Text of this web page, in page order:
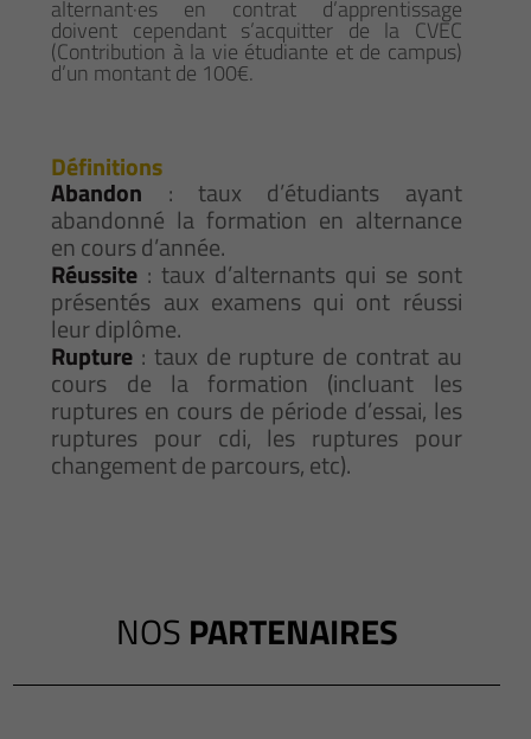
alternant·es en contrat d’apprentissage
doivent cependant s’acquitter de la CVEC
(Contribution à la vie étudiante et de campus)
d’un montant de 100€.
Définitions
Abandon : taux d’étudiants ayant
abandonné la formation en alternance
en cours d’année.
Réussite : taux d’alternants qui se sont
présentés aux examens qui ont réussi
leur diplôme.
Rupture : taux de rupture de contrat au
cours de la formation (incluant les
ruptures en cours de période d’essai, les
ruptures pour cdi, les ruptures pour
changement de parcours, etc).
NOS PARTENAIRES